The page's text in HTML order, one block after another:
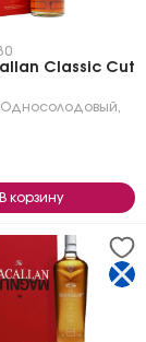
Classic Cut
Односолодовый
корзину